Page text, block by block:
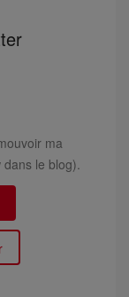
ma
le blog).